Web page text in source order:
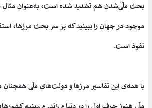
بحث ملّی‌شدن هم تشدید شده است، به‌عنوان مثال
موجود در جهان را ببینید که بر سر بحث مرزها،
نفوذ است.
با همه‌ی این تفاسیر مرزها و دولت‌های ملّی